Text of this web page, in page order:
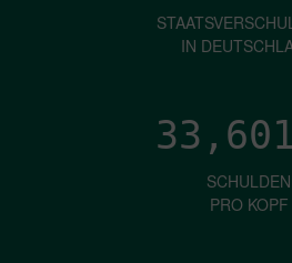
IN
33,601
SCHULDEN
PRO KOPF